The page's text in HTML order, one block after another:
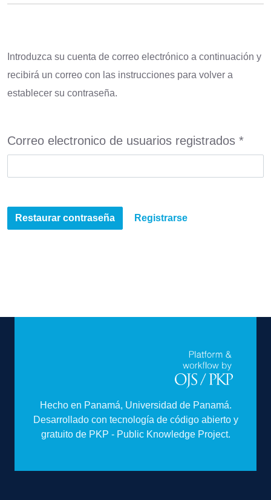
Introduzca su cuenta de correo electrónico a continuación y
recibirá un correo con las instrucciones para volver a
establecer su contraseña.
Correo electronico de usuarios registrados *
Restaurar contraseña Registrarse
Hecho en Panamá, Universidad de Panamá.
Desarrollado con tecnología de código abierto y
gratuito de PKP - Public Knowledge Project.